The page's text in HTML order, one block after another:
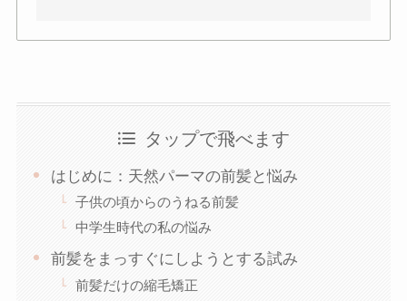
タップで飛べます
はじめに：天然パーマの前髪と悩み
子供の頃からのうねる前髪
中学生時代の私の悩み
前髪をまっすぐにしようとする試み
前髪だけの縮毛矯正